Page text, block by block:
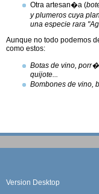
Otra artesan�a (
y plumeros cuya
una especie rara
Aunque no todo podemos
como estos:
Botas de vino,
quijote...
Bombones de vino,
Version Desktop